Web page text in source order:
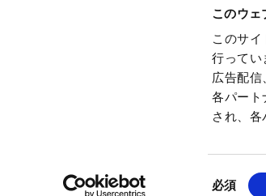
このウェ
このサ
行ってい
広告配信
各パート
され、各
必須
Copyright © Ryoden Corporation